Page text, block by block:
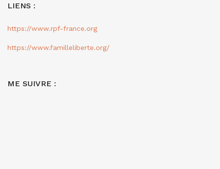
LIENS :
https://www.rpf-france.org
https://www.familleliberte.org/
ME SUIVRE :